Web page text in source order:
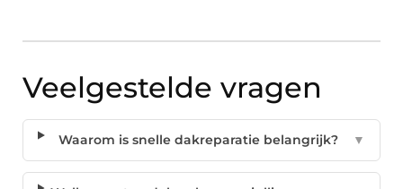
Veelgestelde vragen
Waarom is snelle dakreparatie belangrijk? ▼